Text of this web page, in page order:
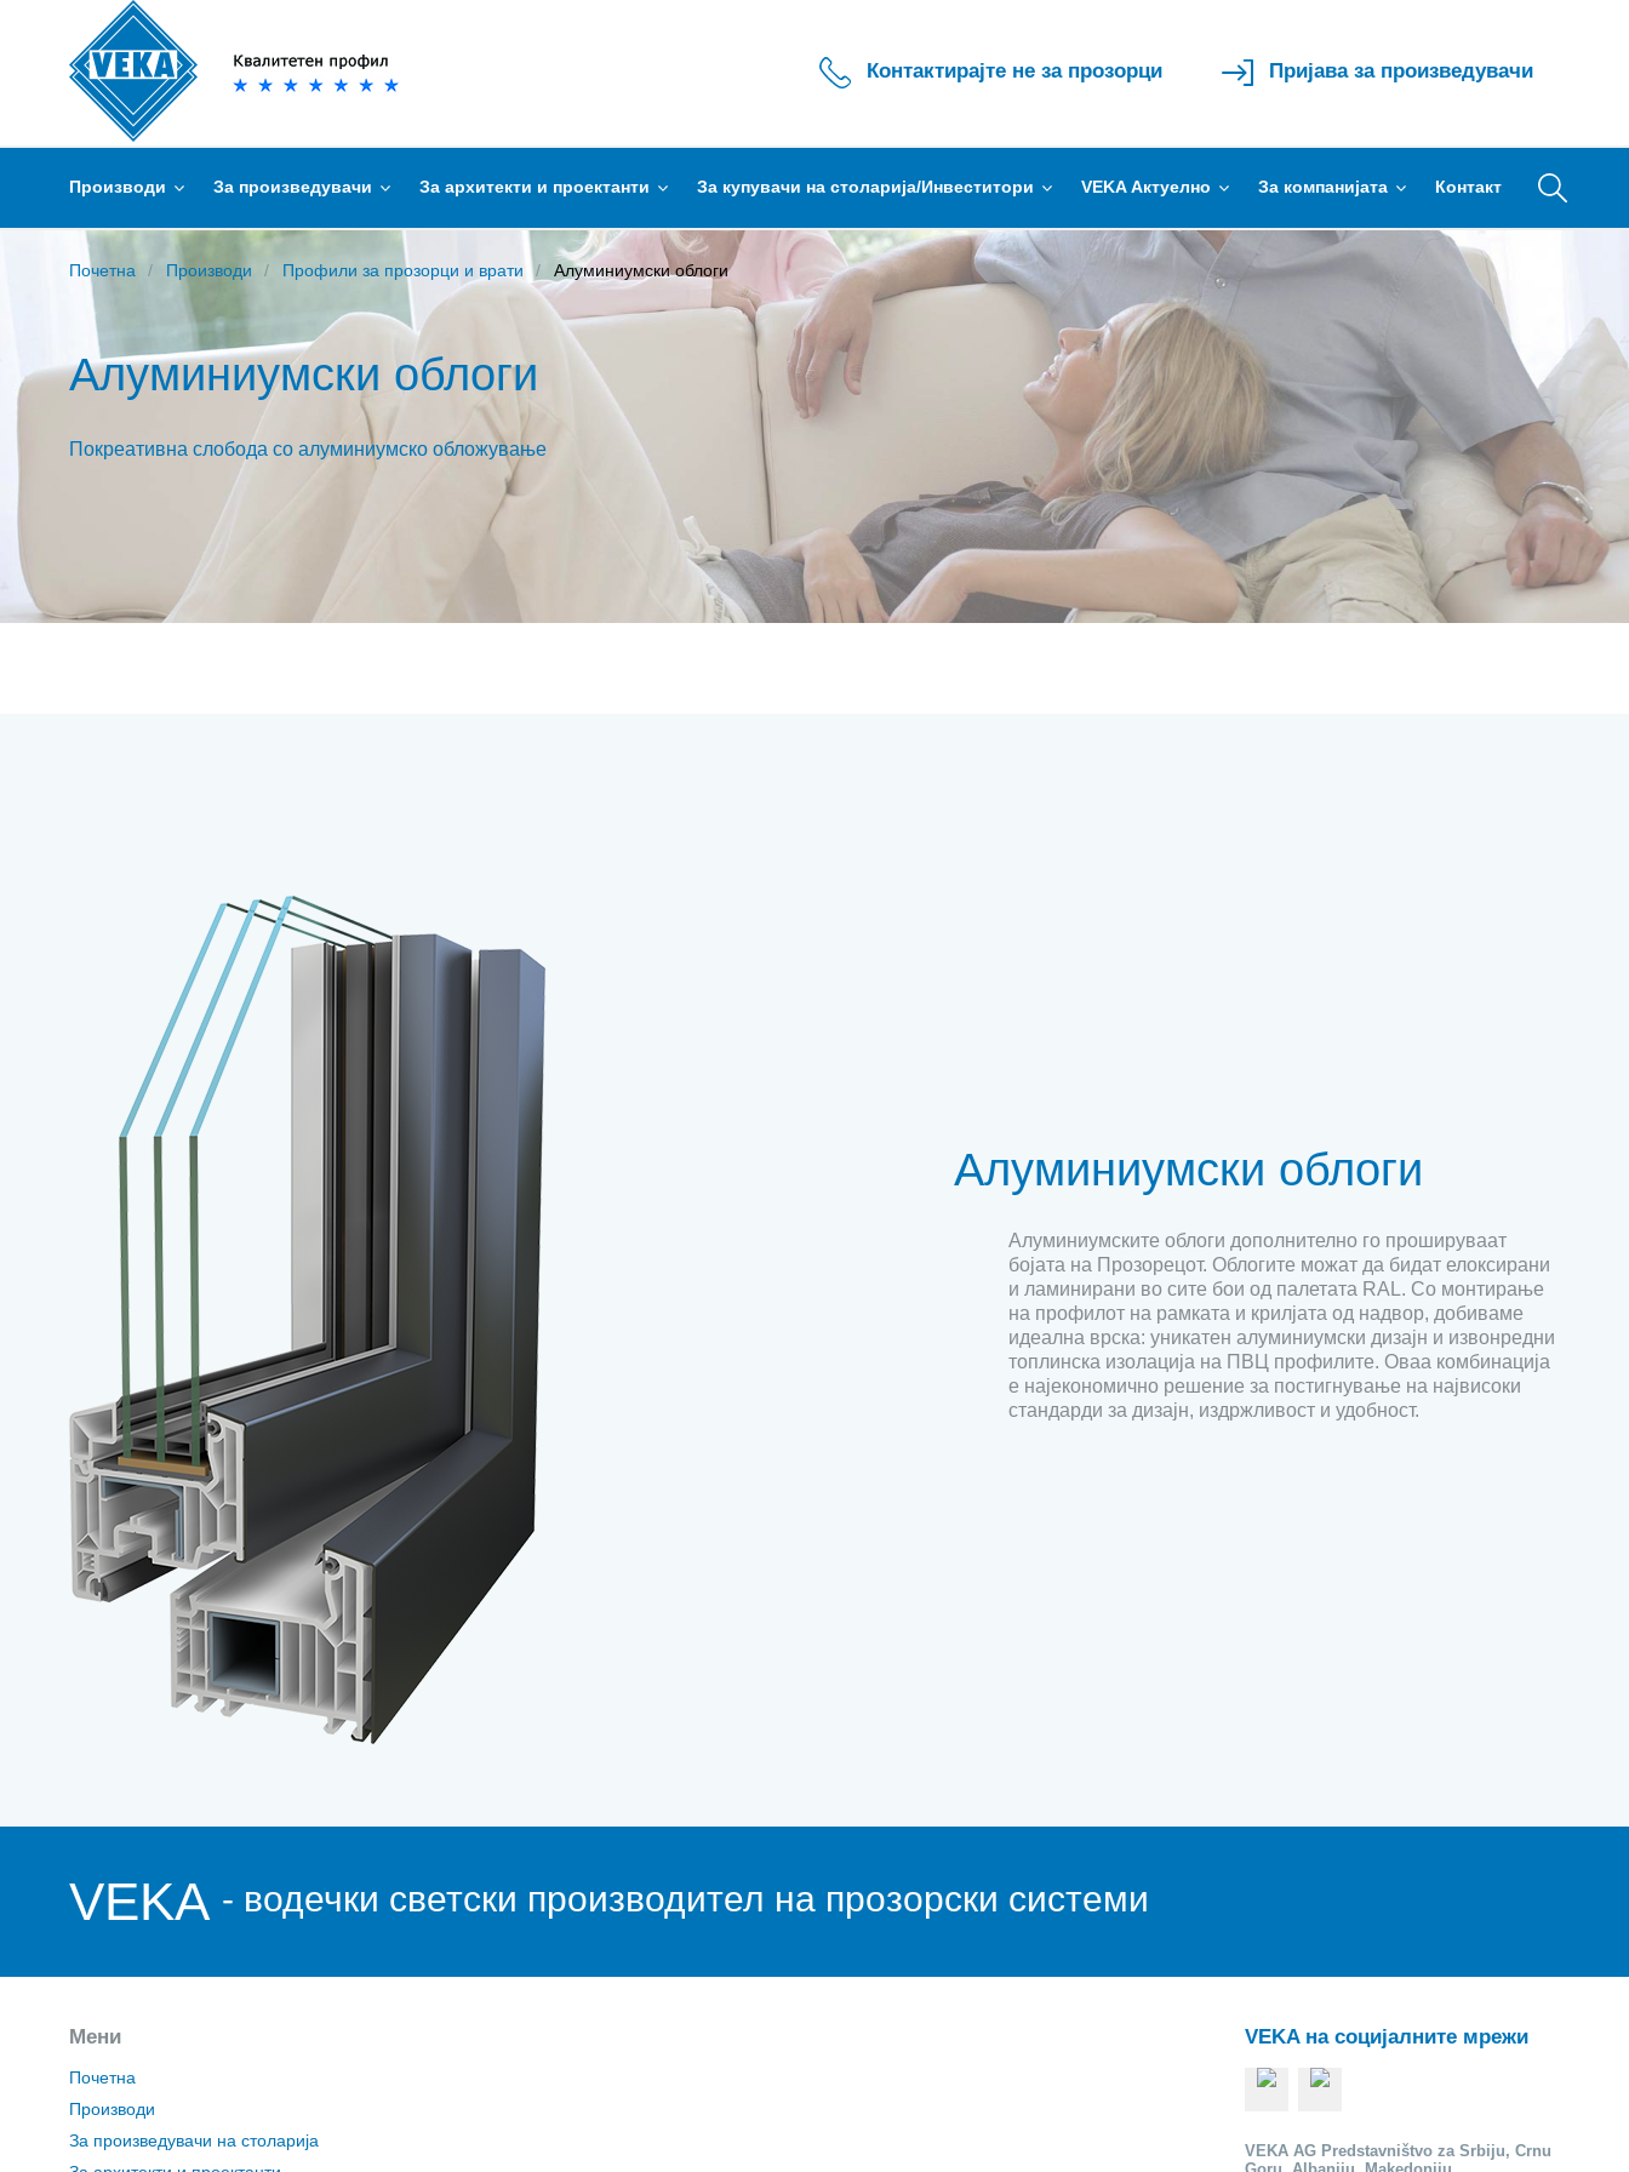
Контактирајте не за прозорци Пријава за произведувачи
Производи За произведувачи За архитекти и проектанти За купувачи на столарија/Инвеститори VEKA Актуелно За компанијата Контакт
Почетна Производи Профили за прозорци и врати Алуминиумски облоги
Алуминиумски облоги
Покреативна слобода со алуминиумско обложување
Алуминиумски облоги
Алуминиумските облоги дополнително го прошируваат
бојата на Прозорецот. Облогите можат да бидат елоксирани
и ламинирани во сите бои од палетата RAL. Со монтирање
на профилот на рамката и крилјата од надвор, добиваме
идеална врска: уникатен алуминиумски дизајн и извонредни
топлинска изолација на ПВЦ профилите. Оваа комбинација
е најекономично решение за постигнување на највисоки
стандарди за дизајн, издржливост и удобност.
VEKA - водечки светски производител на прозорски системи
Мени
Почетна
Производи
За произведувачи на столарија
VEKA на социјалните мрежи
VEKA AG Predstavništvo za Srbiju, Crnu